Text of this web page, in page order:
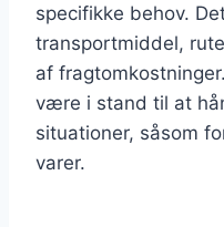
specifikke behov.
transportmiddel,
af
være i stand til at
situationer, såsom
varer.